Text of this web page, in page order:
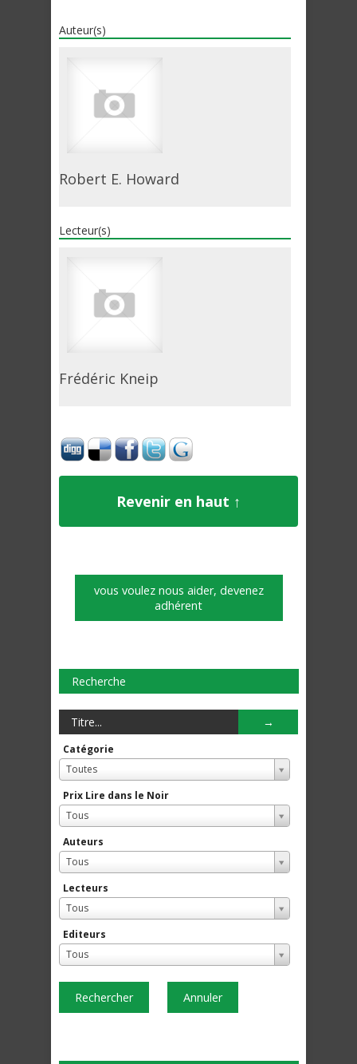
Auteur(s)
Robert E. Howard
Lecteur(s)
Frédéric Kneip
Revenir en haut ↑
vous voulez nous aider, devenez
adhérent
Recherche
Catégorie
Toutes
Prix Lire dans le Noir
Tous
Auteurs
Tous
Lecteurs
Tous
Editeurs
Tous
Rechercher Annuler